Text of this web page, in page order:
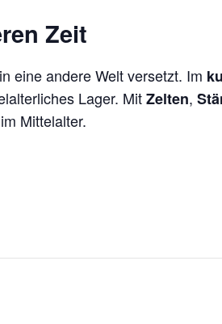
Zeit
eine andere Welt versetzt. Im
Lager. MitZelten,
Mittelalter.